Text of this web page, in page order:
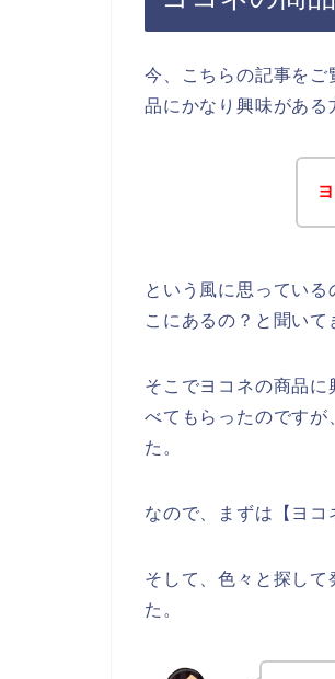
今、こちらの記事を
品にかなり興味がある
という風に思ってい
こにあるの？と聞いて
そこでヨコネの商品
べてもらったのですが
た。
なので、まずは【ヨ
そして、色々と探し
た。